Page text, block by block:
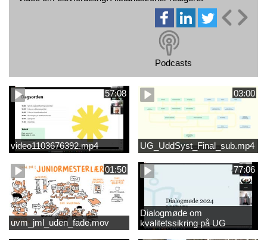
Podcasts
57:08
video1103676392.mp4
03:00
UG_UddSyst_Final_sub.mp4
01:50
uvm_jml_uden_fade.mov
77:06
Dialogmøde om
kvalitetssikring på UG